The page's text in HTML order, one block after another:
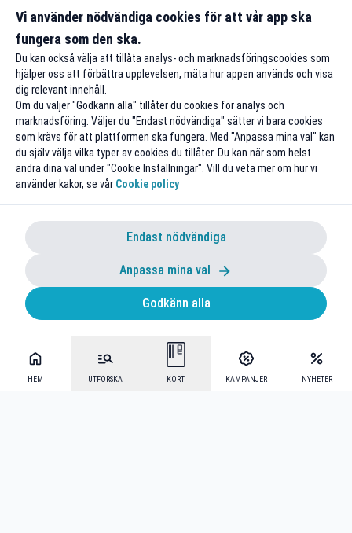
HEM UTFORSKA KORT KAMPANJER NYHETER
Till rabatten
Vi använder nödvändiga cookies för att vår app ska
fungera som den ska.
Du kan också välja att tillåta analys- och marknadsföringscookies som
hjälper oss att förbättra upplevelsen, mäta hur appen används och visa
dig relevant innehåll.
Om du väljer "Godkänn alla" tillåter du cookies för analys och
marknadsföring. Väljer du "Endast nödvändiga" sätter vi bara cookies
som krävs för att plattformen ska fungera. Med "Anpassa mina val" kan
du själv välja vilka typer av cookies du tillåter. Du kan när som helst
ändra dina val under "Cookie Inställningar". Vill du veta mer om hur vi
använder kakor, se vår Cookie policy
Endast nödvändiga
Anpassa mina val
Godkänn alla